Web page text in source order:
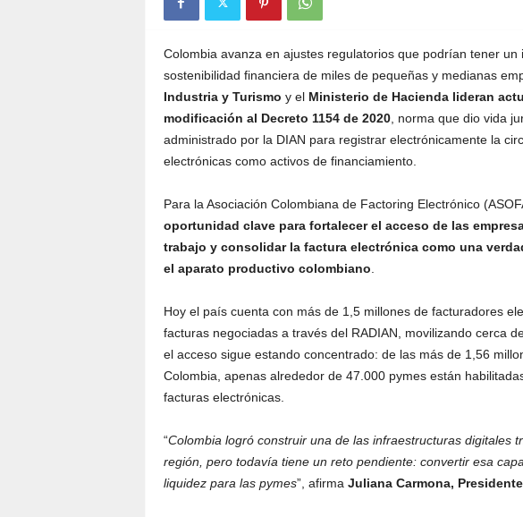
Colombia avanza en ajustes regulatorios que podrían tener
sostenibilidad financiera de miles de pequeñas y medianas
Industria y Turismo y elMinisterio de Hacienda lideran
modificación al Decreto 1154 de 2020, norma que dio vida
administrado por la DIAN para registrar electrónicamente la
electrónicas como activos de financiamiento.
Para la Asociación Colombiana de Factoring Electrónico
oportunidad clave para fortalecer el acceso de las
trabajo y consolidar la factura electrónica como una
el aparato productivo colombiano
Hoy el país cuenta con más de 1,5 millones de facturadores
facturas negociadas a través del RADIAN, movilizando cerca
el acceso sigue estando concentrado: de las más de 1,56
Colombia, apenas alrededor de 47.000 pymes están
facturas electrónicas.
“Colombia logró construir una de las infraestructuras digitales
región, pero todavía tiene un reto pendiente: convertir esa
liquidez para las pymes”, afirma Juliana Carmona,